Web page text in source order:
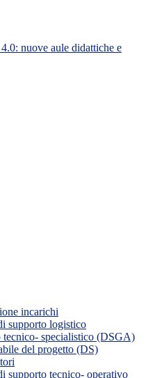
nuove aule didattiche e
incarichi
supporto logistico
tecnico- specialistico (DSGA)
del progetto (DS)
supporto tecnico- operativo